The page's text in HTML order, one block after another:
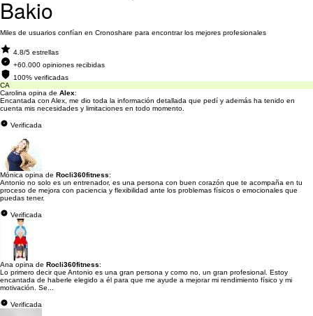
Bakio
Miles de usuarios confían en Cronoshare para encontrar los mejores profesionales
4.8/5 estrellas
+60.000 opiniones recibidas
100% verificadas
CA
Carolina opina de Alex:
Encantada con Alex, me dio toda la información detallada que pedí y además ha tenido en
cuenta mis necesidades y limitaciones en todo momento.
Verificada
Mónica opina de Rocli360fitness:
Antonio no solo es un entrenador, es una persona con buen corazón que te acompaña en tu
proceso de mejora con paciencia y flexibilidad ante los problemas físicos o emocionales que
puedas tener.
Verificada
Ana opina de Rocli360fitness:
Lo primero decir que Antonio es una gran persona y como no, un gran profesional. Estoy
encantada de haberle elegido a él para que me ayude a mejorar mi rendimiento físico y mi
motivación. Se...
Verificada